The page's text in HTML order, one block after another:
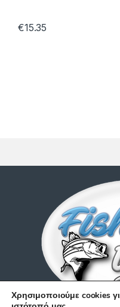
€15.35
Χρησιμοποιούμε cookies